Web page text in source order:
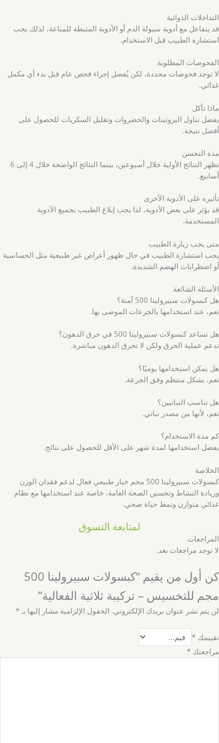
التداخلات الدوائية
قد يتفاعل مع أدوية سيولة الدم أو الأدوية المثبطة للمناعة، لذلك يجب
استشارة الطبيب قبل الاستخدام.
الفحوصات المطلوبة
لا توجد فحوصات محددة، لكن يُفضل إجراء فحص عام قبل بدء أي مكمل
غذائي.
ماذا تأكل
يفضل تناول البروتينات والخضروات وتقليل السكريات للحصول على
أفضل نتيجة.
مدة التحسن
تظهر النتائج الأولية خلال أسبوعين، بينما النتائج الواضحة خلال 4 إلى 6
أسابيع.
تأثيره على الأدوية الأخرى
قد يؤثر على بعض الأدوية، لذا يجب إبلاغ الطبيب بجميع الأدوية
المستخدمة.
متى يجب زيارة الطبيب
يجب استشارة الطبيب في حال ظهور أعراض غير طبيعية مثل الحساسية
أو اضطرابات الهضم الشديدة.
الأسئلة الشائعة
هل كبسولات سبيرولينا 500 آمنة؟
نعم، عند استخدامها بالجرعات الموصى بها.
هل تساعد كبسولات سبيرولينا 500 في حرق الدهون؟
تدعم عملية الحرق ولكن لا تحرق الدهون مباشرة.
هل يمكن استخدامها يوميًا؟
نعم، بشكل منتظم وفق الجرعة.
هل تناسب النباتيين؟
نعم، لأنها من مصدر نباتي.
كم مدة الاستخدام؟
يفضل استخدامها لمدة شهر على الأقل للحصول على نتائج.
الخلاصة
كبسولات سبيرولينا 500 مجم خيار طبيعي فعال لدعم فقدان الوزن
وزيادة النشاط وتحسين الصحة العامة، خاصة عند استخدامها مع نظام
غذائي متوازن ونمط حياة صحي.
لمتابعة التسوق
المراجعات
لا توجد مراجعات بعد.
كن أول من يقيم “كبسولات سبيرولينا 500
مجم للتخسيس – تركيبة ثلاثية الفعالية”
لن يتم نشر عنوان بريدك الإلكتروني. الحقول الإلزامية مشار إليها بـ *
تقييمك *
مراجعتك *